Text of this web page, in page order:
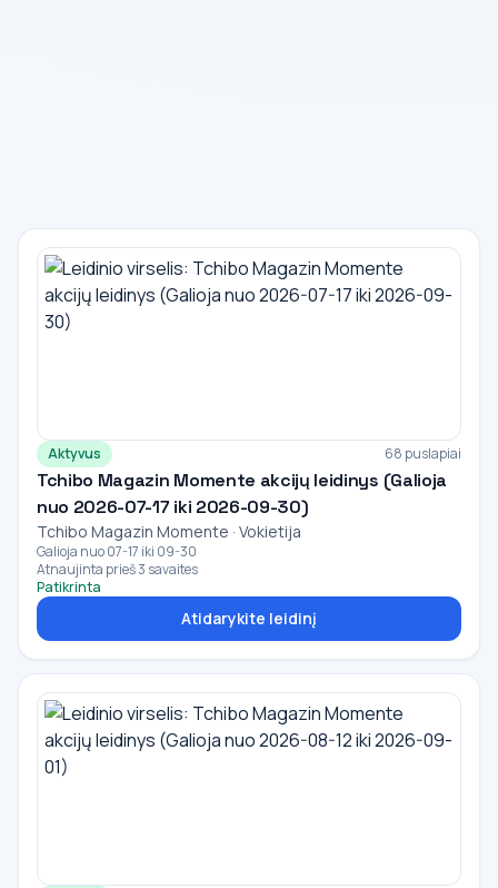
Aktyvus 68 puslapiai
Tchibo Magazin Momente akcijų leidinys (Galioja
nuo 2026-07-17 iki 2026-09-30)
Tchibo Magazin Momente · Vokietija
Galioja nuo 07-17 iki 09-30
Atnaujinta prieš 3 savaites
Patikrinta
Atidarykite leidinį